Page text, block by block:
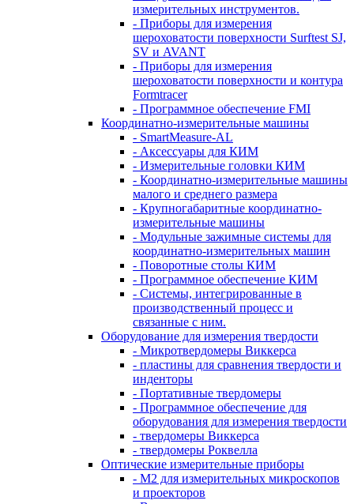
измерительных инструментов.
- Приборы для измерения
шероховатости поверхности Surftest SJ,
SV и AVANT
- Приборы для измерения
шероховатости поверхности и контура
Formtracer
- Программное обеспечение FMI
Координатно-измерительные машины
- SmartMeasure-AL
- Аксессуары для КИМ
- Измерительные головки КИМ
- Координатно-измерительные машины
малого и среднего размера
- Крупногабаритные координатно-
измерительные машины
- Модульные зажимные системы для
координатно-измерительных машин
- Поворотные столы КИМ
- Программное обеспечение КИМ
- Системы, интегрированные в
производственный процесс и
связанные с ним.
Оборудование для измерения твердости
- Микротвердомеры Виккерса
- пластины для сравнения твердости и
инденторы
- Портативные твердомеры
- Программное обеспечение для
оборудования для измерения твердости
- твердомеры Виккерса
- твердомеры Роквелла
Оптические измерительные приборы
- M2 для измерительных микроскопов
и проекторов